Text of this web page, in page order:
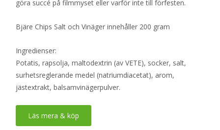
göra succé på filmmyset eller varför inte till förfesten.
Bjäre Chips Salt och Vinäger innehåller 200 gram
Ingredienser:
Potatis, rapsolja, maltodextrin (av VETE), socker, salt,
surhetsreglerande medel (natriumdiacetat), arom,
jästextrakt, balsamvinägerpulver.
Läs mera & köp